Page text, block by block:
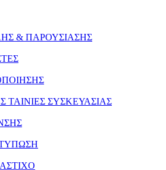
& ΠΑΡΟΥΣΙΑΣΗΣ
ΣΥΣΚΕΥΑΣΙΑΣ